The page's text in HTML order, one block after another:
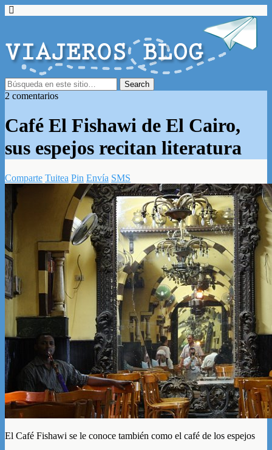
2 comentarios
Café El Fishawi de El Cairo,
sus espejos recitan literatura
Comparte Tuitea Pin Envía SMS
El Café Fishawi se le conoce también como el café de los espejos